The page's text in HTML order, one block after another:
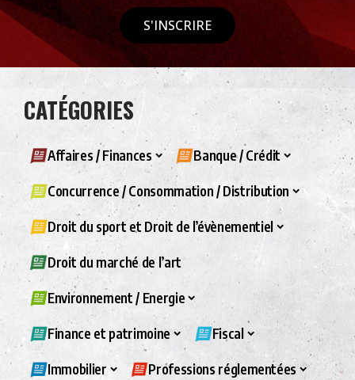
S'INSCRIRE
CATÉGORIES
Affaires / Finances Banque / Crédit
Concurrence / Consommation / Distribution
Droit du sport et Droit de l’évènementiel
Droit du marché de l’art
Environnement / Energie
Finance et patrimoine Fiscal
Immobilier Professions réglementées